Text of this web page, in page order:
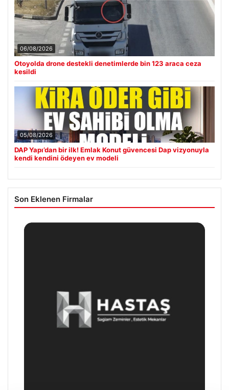
06/08/2026
Otoyolda drone destekli denetimlerde bin 123 araca ceza
kesildi
05/08/2026
DAP Yapı’dan bir ilk! Emlak Konut güvencesi Dap vizyonuyla
kendi kendini ödeyen ev modeli
Son Eklenen Firmalar